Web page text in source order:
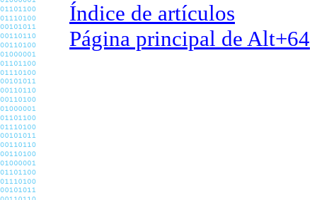
Índice de artículos
Página principal de Alt+64